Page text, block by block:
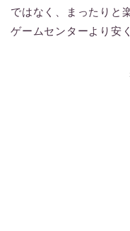
ではなく、まったりと
ゲームセンターより安